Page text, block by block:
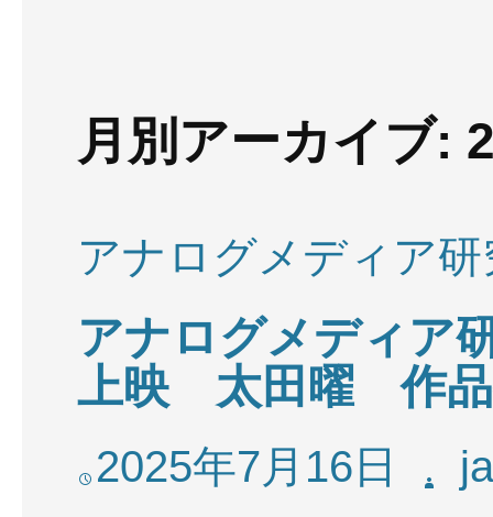
月別アーカイブ:
アナログメディア研
アナログメディア
上映 太田曜 作品
2025年7月16日